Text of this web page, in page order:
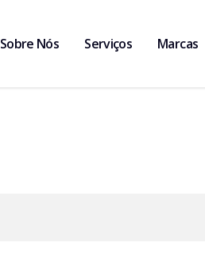
Sobre Nós Serviços Marcas